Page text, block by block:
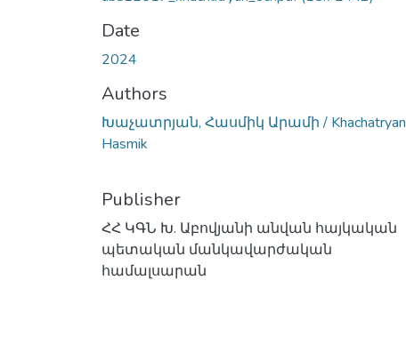
Date
2024
Authors
Խաչատրյան, Հասմիկ Արամի / Khachatryan
Hasmik
Publisher
ՀՀ ԿԳՆ Խ. Աբովյանի անվան հայկական
պետական մանկավարժական
համալսարան